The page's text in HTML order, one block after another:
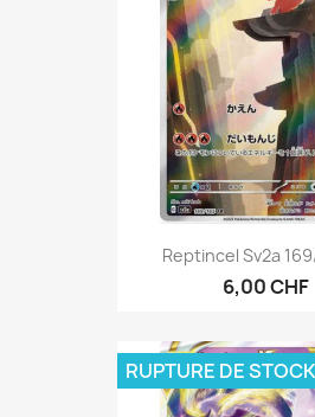
Reptincel Sv2a
6,00 CHF
RUPTURE DE STOCK